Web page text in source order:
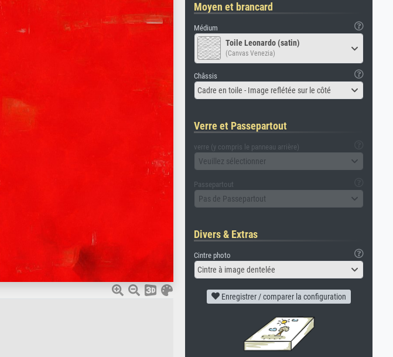
Moyen et brancard
Médium
Toile Leonardo (satin)
(Canvas Venezia)
Châssis
Cadre en toile - Image reflétée sur le côté
Verre et Passepartout
verre (y compris le panneau arrière)
Veuillez sélectionner
Passepartout
Pas de Passepartout
Divers & Extras
Cintre photo
Cintre à image dentelée
Enregistrer / comparer la configuration